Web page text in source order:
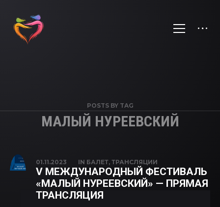
POSTS BY TAG
МАЛЫЙ НУРЕЕВСКИЙ
01.11.2023 IN БАЛЕТ,ТРАНСЛЯЦИИ
V МЕЖДУНАРОДНЫЙ ФЕСТИВАЛЬ
«МАЛЫЙ НУРЕЕВСКИЙ» — ПРЯМАЯ
ТРАНСЛЯЦИЯ